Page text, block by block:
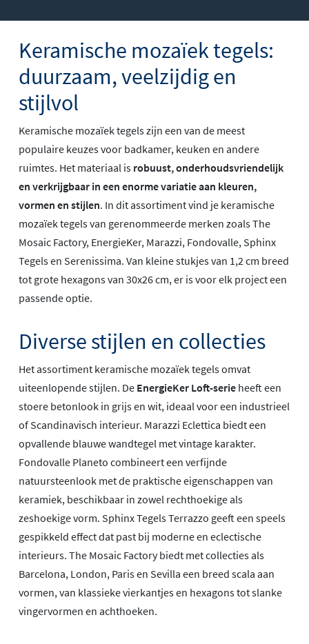
Keramische mozaïek tegels:
duurzaam, veelzijdig en
stijlvol
Keramische mozaïek tegels zijn een van de meest
populaire keuzes voor badkamer, keuken en andere
ruimtes. Het materiaal is robuust, onderhoudsvriendelijk
en verkrijgbaar in een enorme variatie aan kleuren,
vormen en stijlen. In dit assortiment vind je keramische
mozaïek tegels van gerenommeerde merken zoals The
Mosaic Factory, EnergieKer, Marazzi, Fondovalle, Sphinx
Tegels en Serenissima. Van kleine stukjes van 1,2 cm breed
tot grote hexagons van 30x26 cm, er is voor elk project een
passende optie.
Diverse stijlen en collecties
Het assortiment keramische mozaïek tegels omvat
uiteenlopende stijlen. De EnergieKer Loft-serie heeft een
stoere betonlook in grijs en wit, ideaal voor een industrieel
of Scandinavisch interieur. Marazzi Eclettica biedt een
opvallende blauwe wandtegel met vintage karakter.
Fondovalle Planeto combineert een verfijnde
natuursteenlook met de praktische eigenschappen van
keramiek, beschikbaar in zowel rechthoekige als
zeshoekige vorm. Sphinx Tegels Terrazzo geeft een speels
gespikkeld effect dat past bij moderne en eclectische
interieurs. The Mosaic Factory biedt met collecties als
Barcelona, London, Paris en Sevilla een breed scala aan
vormen, van klassieke vierkantjes en hexagons tot slanke
vingervormen en achthoeken.